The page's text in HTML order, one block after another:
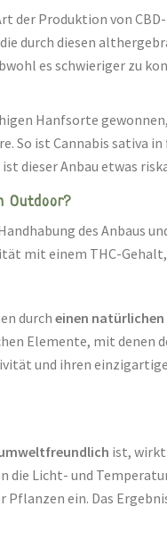
der Produktion von
durch diesen
es schwieriger zu
Hanfsorte
So ist Cannabis sativa
dieser Anbau etwas
Outdoor?
des Anbaus
mit einem THC-
durch einen natürlichen
Elemente, mit
und ihren
ist, wirkt
die Licht- und
ein. Das